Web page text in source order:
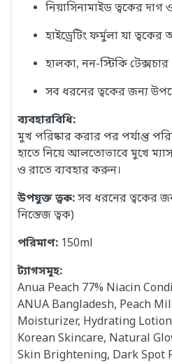
নিয়াসিনামাইড ত্বকের
হাইড্রেটিং ফর্মুলা যা ত্বকের
হালকা, নন-স্টিকি টেক্সচার
সব ধরনের ত্বকের জন্য
ব্যবহারবিধি:
মুখ পরিষ্কার করার পর পর্যাপ্ত
হাতে নিয়ে আলতোভাবে মুখে
ও রাতে ব্যবহার করুন।
উপযুক্ত ত্বক:সব ধরনের ত্বকের
নিস্তেজ ত্বক)
পরিমাণ: 150ml
ট্যাগসমূহ:
Anua Peach 77% Niacin
ANUA Bangladesh, Peach
Moisturizer, Hydrating
Korean Skincare, Natural
Skin Brightening, Dark Spot